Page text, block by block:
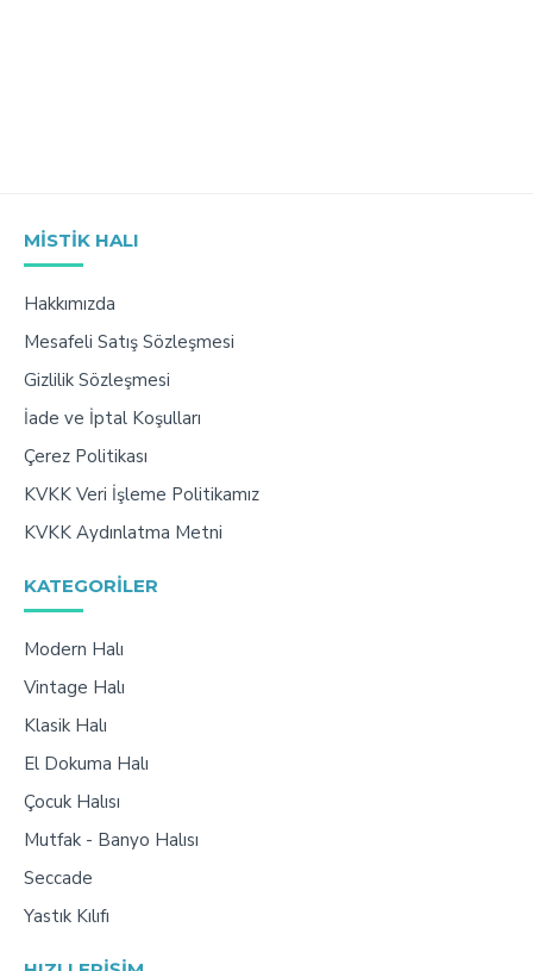
MISTIK HALI
Hakkımızda
Mesafeli Satış Sözleşmesi
Gizlilik Sözleşmesi
İade ve İptal Koşulları
Çerez Politikası
KVKK Veri İşleme Politikamız
KVKK Aydınlatma Metni
KATEGORILER
Modern Halı
Vintage Halı
Klasik Halı
El Dokuma Halı
Çocuk Halısı
Mutfak - Banyo Halısı
Seccade
Yastık Kılıfı